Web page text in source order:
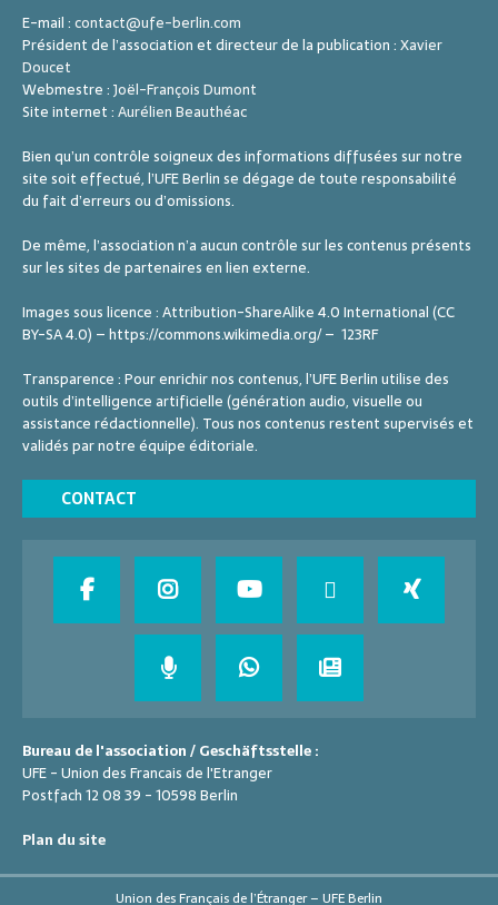
E-mail :contact@ufe-berlin.com
Président de l’association et directeur de la publication :Xavier
Doucet
Webmestre :Joël-François Dumont
Site internet :Aurélien Beauthéac
Bien qu’un contrôle soigneux des informations diffusées sur notre
site soit effectué, l’UFE Berlin se dégage de toute responsabilité
du fait d’erreurs ou d’omissions.
De même, l’association n’a aucun contrôle sur les contenus présents
sur les sites de partenaires en lien externe.
Images sous licence : Attribution-ShareAlike 4.0 International (CC
BY-SA 4.0) – https://commons.wikimedia.org/ – 123RF
Transparence : Pour enrichir nos contenus, l’UFE Berlin utilise des
outils d’intelligence artificielle (génération audio, visuelle ou
assistance rédactionnelle). Tous nos contenus restent supervisés et
validés par notre équipe éditoriale.
CONTACT
Bureau de l'association / Geschäftsstelle :
UFE - Union des Francais de l'Etranger
Postfach 12 08 39 - 10598 Berlin
Plan du site
Union des Français de l’Étranger – UFE Berlin